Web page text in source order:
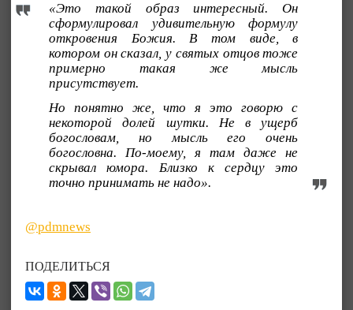
«Это такой образ интересный. Он
сформулировал удивительную формулу
откровения Божия. В том виде, в
котором он сказал, у святых отцов тоже
примерно такая же мысль
присутствует.
Но понятно же, что я это говорю с
некоторой долей шутки. Не в ущерб
богословам, но мысль его очень
богословна. По-моему, я там даже не
скрывал юмора. Близко к сердцу это
точно принимать не надо».
@pdmnews
ПОДЕЛИТЬСЯ